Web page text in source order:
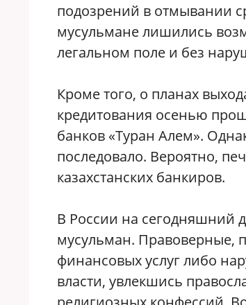
подозрений в отмывании
мусульмане лишились
легальном поле и без
Кроме того, о планах
кредитования осенью
банков «Туран Алем».
последовало. Вероятно,
казахстанских банкиров.
В России на сегодняшний
мусульман. Правоверные,
финансовых услуг либо
власти, увлекшись